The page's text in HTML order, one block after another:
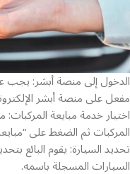
الدخول إلى منصة أبشر: يجب
مفعل على منصة أبشر
اختيار خدمة مبايعة
المركبات ثم الضغط على
تحديد السيارة: يقوم البائع
السيارات المسجلة باسمه.